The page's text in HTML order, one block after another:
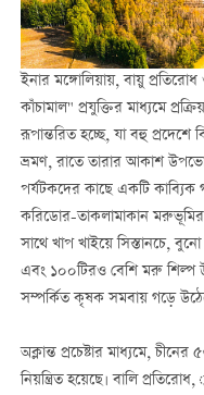
ইনার মঙ্গোলিয়ায়, বায়ু
কাঁচামাল" প্রযুক্তির মাধ্যমে
রূপান্তরিত হচ্ছে, যা বহু প্রদেশে
ভ্রমণ, রাতে তারার আকাশ
পর্যটকদের কাছে একটি কাব্যিক
করিডোর-তাকলামাকান মরুভূমির
সাথে খাপ খাইয়ে সিস্তানচে,
এবং ১০০টিরও বেশি মরু শিল্প
সম্পর্কিত কৃষক সমবায় গড়ে
অক্লান্ত প্রচেষ্টার মাধ্যমে,
নিয়ন্ত্রিত হয়েছে। বালি